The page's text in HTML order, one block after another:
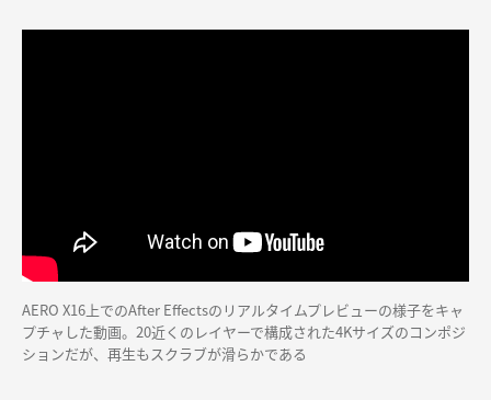
AERO X16上でのAfter Effectsのリアルタイムプレビューの様子をキャ
プチャした動画。20近くのレイヤーで構成された4Kサイズのコンポジ
ションだが、再生もスクラブが滑らかである